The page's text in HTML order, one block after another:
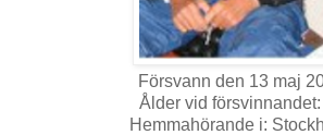
Försvann den 13 maj
Ålder vid försvinnandet:
Hemmahörande i: